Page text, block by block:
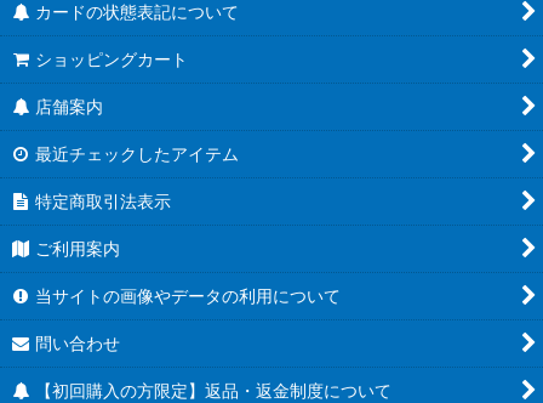
カードの状態表記について
ショッピングカート
店舗案内
最近チェックしたアイテム
特定商取引法表示
ご利用案内
当サイトの画像やデータの利用について
問い合わせ
【初回購入の方限定】返品・返金制度について